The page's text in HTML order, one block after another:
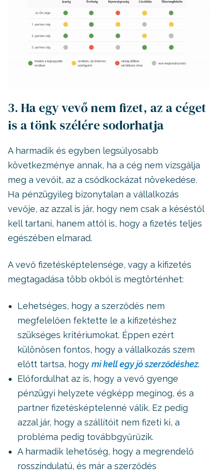
3. Ha egy vevő nem fizet, az a céget
is a tönk szélére sodorhatja
A harmadik és egyben legsúlyosabb
következménye annak, ha a cég nem vizsgálja
meg a vevőit, az a csődkockázat növekedése.
Ha pénzügyileg bizonytalan a vállalkozás
vevője, az azzal is jár, hogy nem csak a késéstől
kell tartani, hanem attól is, hogy a fizetés teljes
egészében elmarad.
A vevő fizetésképtelensége, vagy a kifizetés
megtagadása több okból is megtörténhet:
Lehetséges, hogy a szerződés nem
megfelelően fektette le a kifizetéshez
szükséges kritériumokat. Éppen ezért
különösen fontos, hogy a vállalkozás szem
előtt tartsa, hogy mi kell egy jó szerződéshez.
Előfordulhat az is, hogy a vevő gyenge
pénzügyi helyzete végképp meginog, és a
partner fizetésképtelenné válik. Ez pedig
azzal jár, hogy a szállítóit nem fizeti ki, a
probléma pedig továbbgyűrűzik.
A harmadik lehetőség, hogy a megrendelő
rosszindulatú, és már a szerződés